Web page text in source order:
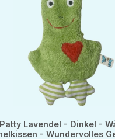
Lavendel - Dinkel -
- Wundervolles